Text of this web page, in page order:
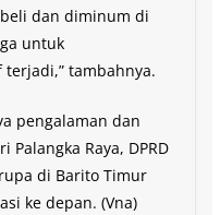
dan diminum di
untuk
tambahnya.
pengalaman dan
Raya, DPRD
di Barito Timur
ke depan. (Vna)